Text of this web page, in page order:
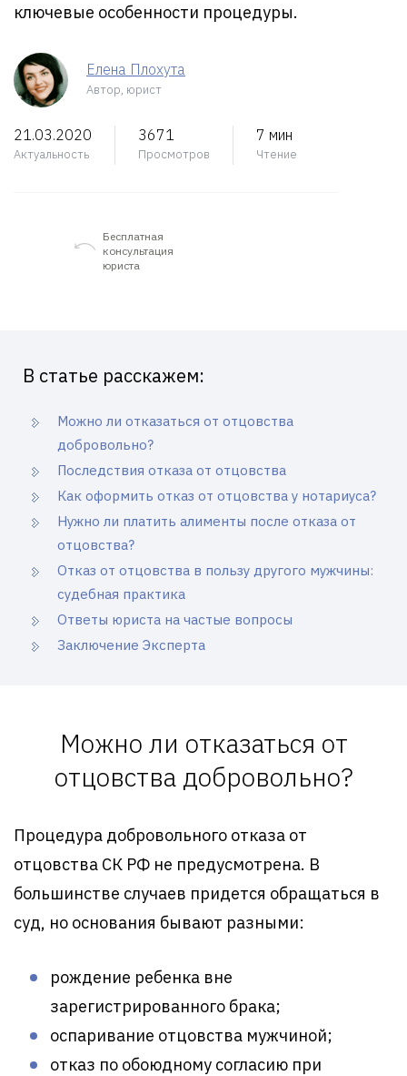
ключевые особенности процедуры.
Елена Плохута
Автор, юрист
21.03.2020
Актуальность
3671
Просмотров
7 мин
Чтение
Бесплатная
консультация
юриста
В статье расскажем:
Можно ли отказаться от отцовства
добровольно?
Последствия отказа от отцовства
Как оформить отказ от отцовства у нотариуса?
Нужно ли платить алименты после отказа от
отцовства?
Отказ от отцовства в пользу другого мужчины:
судебная практика
Ответы юриста на частые вопросы
Заключение Эксперта
Можно ли отказаться от
отцовства добровольно?
Процедура добровольного отказа от
отцовства СК РФ не предусмотрена. В
большинстве случаев придется обращаться в
суд, но основания бывают разными:
рождение ребенка вне
зарегистрированного брака;
оспаривание отцовства мужчиной;
отказ по обоюдному согласию при